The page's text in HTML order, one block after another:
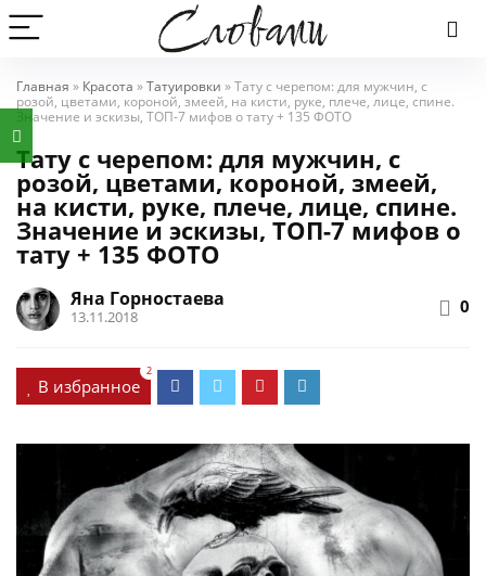
Главная » Красота »Татуировки »Тату с черепом: для мужчин, с
розой, цветами, короной, змеей, на кисти, руке, плече, лице, спине.
Значение и эскизы, ТОП-7 мифов о тату + 135 ФОТО
Тату с черепом: для мужчин, с
розой, цветами, короной, змеей,
на кисти, руке, плече, лице, спине.
Значение и эскизы, ТОП-7 мифов о
тату + 135 ФОТО
Яна Горностаева
13.11.2018 0
В избранное
2